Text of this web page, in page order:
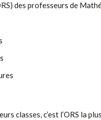
des professeurs de
classes, c’est l’ORS la